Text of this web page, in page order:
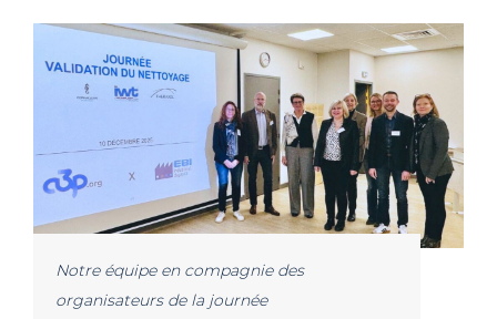
Notre équipe en compagnie des
organisateurs de la journée